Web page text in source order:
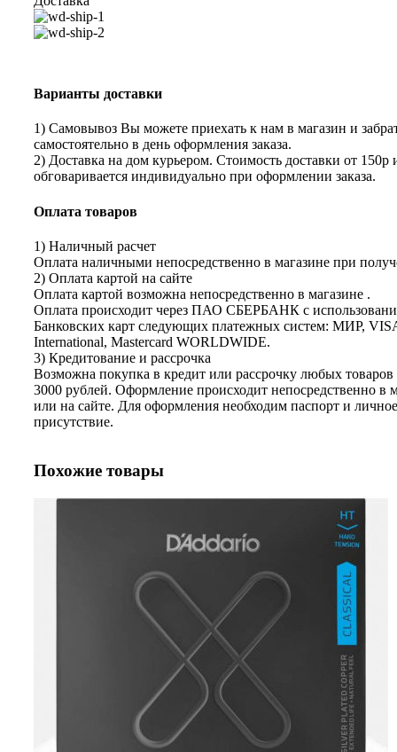
Варианты доставки
1) Самовывоз Вы можете приехать к нам в магазин и
самостоятельно в день оформления заказа.
2) Доставка на дом курьером. Стоимость доставки от 150р
обговаривается индивидуально при оформлении заказа.
Оплата товаров
1) Наличный расчет
Оплата наличными непосредственно в магазине при
2) Оплата картой на сайте
Оплата картой возможна непосредственно в магазине .
Оплата происходит через ПАО СБЕРБАНК с
Банковских карт следующих платежных систем: МИР,
International, Mastercard WORLDWIDE.
3) Кредитование и рассрочка
Возможна покупка в кредит или рассрочку любых
3000 рублей. Оформление происходит непосредственно в
или на сайте. Для оформления необходим паспорт и личное
присутствие.
Похожие товары